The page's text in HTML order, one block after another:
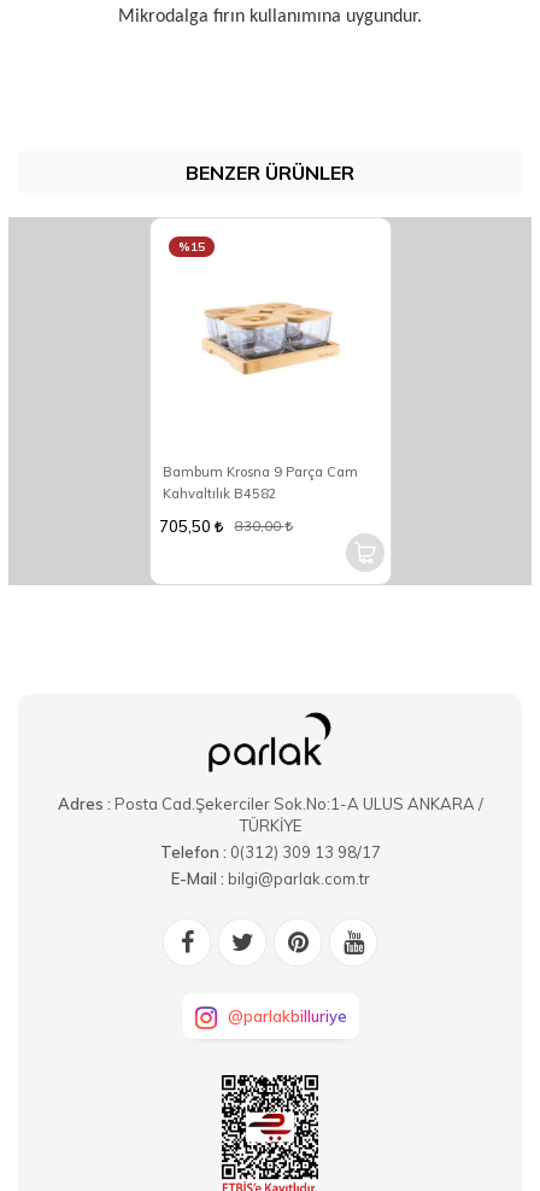
Mikrodalga fırın kullanımına uygundur.
BENZER ÜRÜNLER
Bambum Krosna 9 Parça Cam
Kahvaltılık B4582
%15
705,50 830,00
Adres : Posta Cad.Şekerciler Sok.No:1-A ULUS ANKARA /
TÜRKİYE
Telefon : 0(312) 309 13 98/17
E-Mail : bilgi@parlak.com.tr
@parlakbilluriye